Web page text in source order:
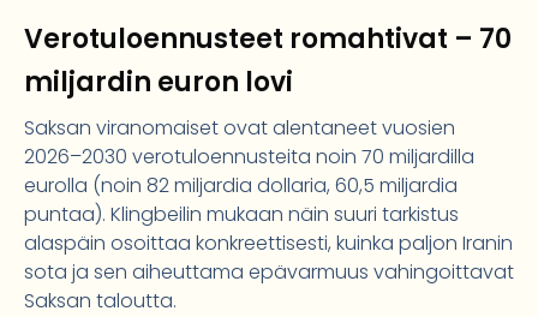
Verotuloennusteet romahtivat – 70
miljardin euron lovi
Saksan viranomaiset ovat alentaneet vuosien
2026–2030 verotuloennusteita noin 70 miljardilla
eurolla (noin 82 miljardia dollaria, 60,5 miljardia
puntaa). Klingbeilin mukaan näin suuri tarkistus
alaspäin osoittaa konkreettisesti, kuinka paljon Iranin
sota ja sen aiheuttama epävarmuus vahingoittavat
Saksan taloutta.